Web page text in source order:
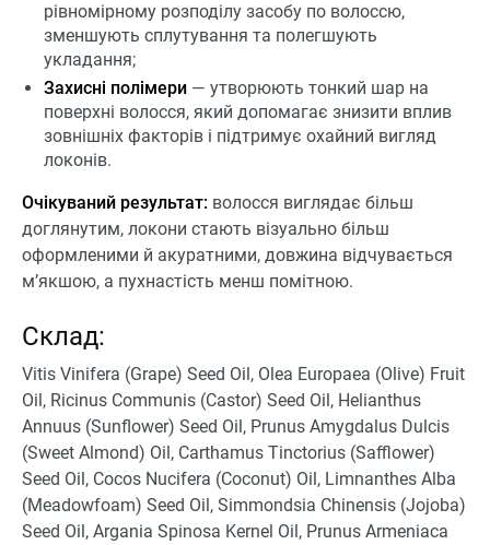
рівномірному розподілу засобу по волоссю,
зменшують сплутування та полегшують
укладання;
Захисні полімери — утворюють тонкий шар на
поверхні волосся, який допомагає знизити вплив
зовнішніх факторів і підтримує охайний вигляд
локонів.
Очікуваний результат: волосся виглядає більш
доглянутим, локони стають візуально більш
оформленими й акуратними, довжина відчувається
м’якшою, а пухнастість менш помітною.
Склад:
Vitis Vinifera (Grape) Seed Oil, Olea Europaea (Olive) Fruit
Oil, Ricinus Communis (Castor) Seed Oil, Helianthus
Annuus (Sunflower) Seed Oil, Prunus Amygdalus Dulcis
(Sweet Almond) Oil, Carthamus Tinctorius (Safflower)
Seed Oil, Cocos Nucifera (Coconut) Oil, Limnanthes Alba
(Meadowfoam) Seed Oil, Simmondsia Chinensis (Jojoba)
Seed Oil, Argania Spinosa Kernel Oil, Prunus Armeniaca